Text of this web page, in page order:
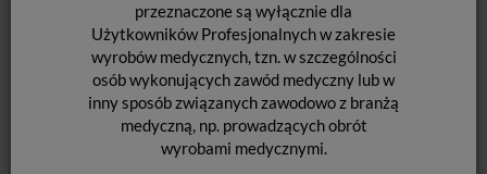
przeznaczone są wyłącznie dla
Użytkowników Profesjonalnych w zakresie
wyrobów medycznych, tzn. w szczególności
osób wykonujących zawód medyczny lub w
inny sposób związanych zawodowo z branżą
medyczną, np. prowadzących obrót
wyrobami medycznymi.
EXPASYL / KOŃCÓWKI 40SZT.
Producent:Kerr
Jest